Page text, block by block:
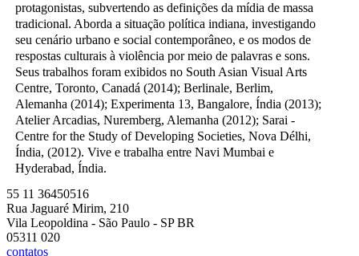
protagonistas, subvertendo as definições da mídia de massa
tradicional. Aborda a situação política indiana, investigando
seu cenário urbano e social contemporâneo, e os modos de
respostas culturais à violência por meio de palavras e sons.
Seus trabalhos foram exibidos no South Asian Visual Arts
Centre, Toronto, Canadá (2014); Berlinale, Berlim,
Alemanha (2014); Experimenta 13, Bangalore, Índia (2013);
Atelier Arcadias, Nuremberg, Alemanha (2012); Sarai -
Centre for the Study of Developing Societies, Nova Délhi,
Índia, (2012). Vive e trabalha entre Navi Mumbai e
Hyderabad, Índia.
55 11 36450516
Rua Jaguaré Mirim, 210
Vila Leopoldina - São Paulo - SP BR
05311 020
contatos